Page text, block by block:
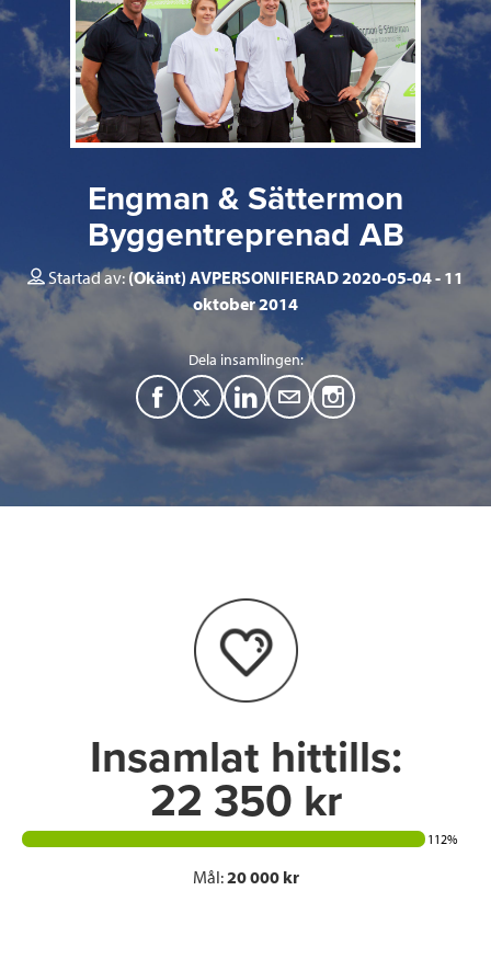
Engman & Sättermon
Byggentreprenad AB
Startad av: (Okänt) AVPERSONIFIERAD 2020-05-04 11
oktober 2014
Dela insamlingen:
F
a
T
w
e
L
i
I
n
M
Insamlat hittills:
22 350 kr
112%
Mål:20 000 kr